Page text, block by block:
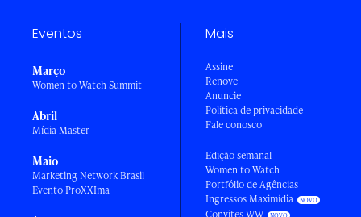
Eventos
Março
Women to Watch Summit
Abril
Mídia Master
Maio
Marketing Network Brasil
Evento ProXXIma
Mais
Assine
Renove
Anuncie
Política de privacidade
Fale conosco
Edição semanal
Women to Watch
Portfólio de Agências
Ingressos Maximídia